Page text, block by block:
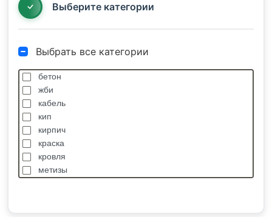
Выберите категории
Выбрать все категории
бетон
жби
кабель
кип
кирпич
краска
кровля
метизы